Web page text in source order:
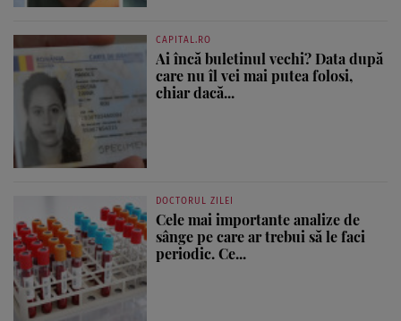
CAPITAL.RO
Ai încă buletinul vechi? Data după
care nu îl vei mai putea folosi,
chiar dacă...
DOCTORUL ZILEI
Cele mai importante analize de
sânge pe care ar trebui să le faci
periodic. Ce...